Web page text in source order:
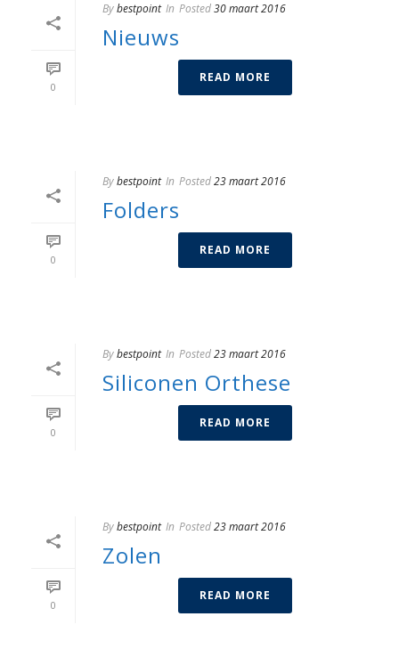
0
Bybestpoint In Posted30 maart 2016
Nieuws
READ MORE
0
Bybestpoint In Posted23 maart 2016
Folders
READ MORE
0
Bybestpoint In Posted23 maart 2016
Siliconen Orthese
READ MORE
0
Bybestpoint In Posted23 maart 2016
Zolen
READ MORE